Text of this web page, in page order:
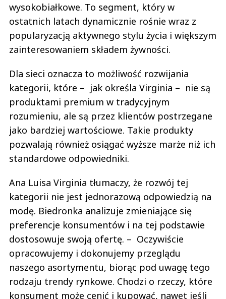
wysokobiałkowe. To segment, który w
ostatnich latach dynamicznie rośnie wraz z
popularyzacją aktywnego stylu życia i większym
zainteresowaniem składem żywności.
Dla sieci oznacza to możliwość rozwijania
kategorii, które – jak określa Virginia – nie są
produktami premium w tradycyjnym
rozumieniu, ale są przez klientów postrzegane
jako bardziej wartościowe. Takie produkty
pozwalają również osiągać wyższe marże niż ich
standardowe odpowiedniki.
Ana Luisa Virginia tłumaczy, że rozwój tej
kategorii nie jest jednorazową odpowiedzią na
modę. Biedronka analizuje zmieniające się
preferencje konsumentów i na tej podstawie
dostosowuje swoją ofertę. – Oczywiście
opracowujemy i dokonujemy przeglądu
naszego asortymentu, biorąc pod uwagę tego
rodzaju trendy rynkowe. Chodzi o rzeczy, które
konsument może cenić i kupować, nawet jeśli